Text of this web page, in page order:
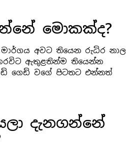
මොකක්ද?
අවට තියෙන රුධිර නාල
ඇතුළතින්ම තියෙන්න
ගෙඩි වගේ පිටතට එන්නත්
දැනගන්නේ